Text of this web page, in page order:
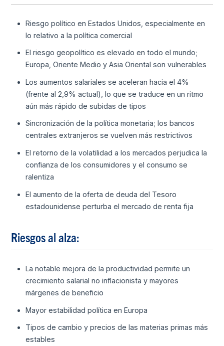
Riesgo político en Estados Unidos, especialmente en
lo relativo a la política comercial
El riesgo geopolítico es elevado en todo el mundo;
Europa, Oriente Medio y Asia Oriental son vulnerables
Los aumentos salariales se aceleran hacia el 4%
(frente al 2,9% actual), lo que se traduce en un ritmo
aún más rápido de subidas de tipos
Sincronización de la política monetaria; los bancos
centrales extranjeros se vuelven más restrictivos
El retorno de la volatilidad a los mercados perjudica la
confianza de los consumidores y el consumo se
ralentiza
El aumento de la oferta de deuda del Tesoro
estadounidense perturba el mercado de renta fija
Riesgos al alza:
La notable mejora de la productividad permite un
crecimiento salarial no inflacionista y mayores
márgenes de beneficio
Mayor estabilidad política en Europa
Tipos de cambio y precios de las materias primas más
estables